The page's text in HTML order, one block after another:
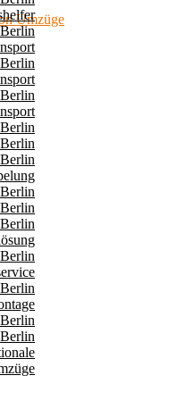
Berlin
Berlin
Berlin
Berlin
Berlin
Berlin
Berlin
Berlin